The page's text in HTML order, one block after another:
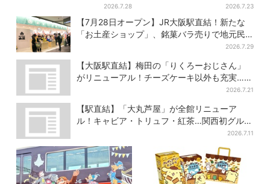
復活！“ハワイ旅行が当た
る”キャンペーンも
2026.7.28
踊り…最恐お化け屋敷もリニ
ューアル
2026.7.23
【7月28日オープン】JR大阪駅直結！新たな
「お土産ショップ」、銘菓バラ売りで地元民
2026.7.29
【大阪駅直結】梅田の「りくろーおじさん」
がリニューアル！チーズケーキ以外も充実…並
2026.7.21
【駅直結】「大丸芦屋」が全館リニューア
ル！キャビア・トリュフ・紅茶…関西初グルメ
2026.7.11